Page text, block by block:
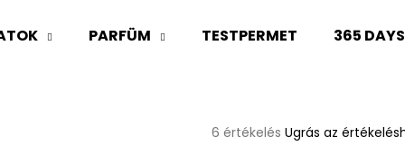
PARFÜM TESTPERMET 365 DAYS
A
6 értékelés Ugrás az